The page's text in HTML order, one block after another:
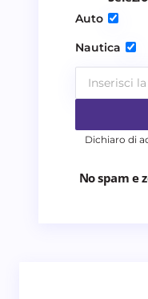
Auto
Nautica
Dichiaro di
No spam e